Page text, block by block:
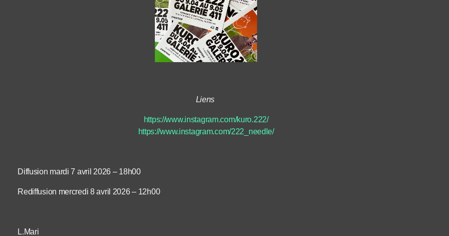
Liens
https://www.instagram.com/kuro.222/
https://www.instagram.com/222_needle/
Diffusion mardi 7 avril 2026 – 18h00
Rediffusion mercredi 8 avril 2026 – 12h00
L.Mari